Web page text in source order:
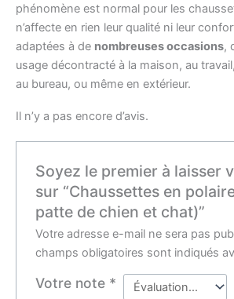
phénomène est normal pour les
n’affecte en rien leur qualité ni leur
adaptées à de nombreuses occasions,
usage décontracté à la maison, au
au bureau, ou même en extérieur.
Il n’y a pas encore d’avis.
Soyez le premier à laisser
sur “Chaussettes en
patte de chien et chat)”
Votre adresse e-mail ne sera pas
champs obligatoires sont indiqués
Votre note *